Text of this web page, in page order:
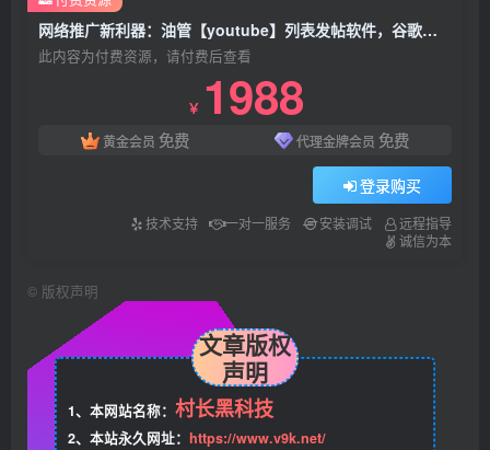
网络推广新利器：油管【youtube】列表发帖软件，谷歌外推SEO排名
此内容为付费资源，请付费后查看
￥ 1988
黄金会员 免费 代理金牌会员 免费
登录购买
技术支持 一对一服务 安装调试
远程指导
诚信为本
© 版权声明
文章版权
声明
1、本网站名称： 村长黑科技
2、本站永久网址： https://www.v9k.net/